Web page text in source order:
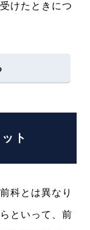
けたときにつ
ト
科とは異なり
といって、前